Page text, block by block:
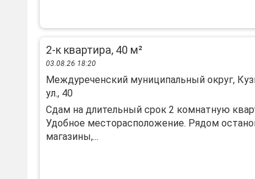
2-к квартира, 40 м²
03.08.26 18:20
Междуреченский муниципальный округ,
ул., 40
Сдам на длительный срок 2 комнатную
Удобное месторасположение. Рядом
магазины,...